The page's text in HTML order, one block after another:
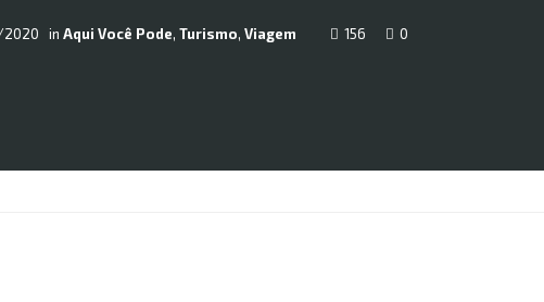
in Aqui Você Pode, Turismo, Viagem 156 0